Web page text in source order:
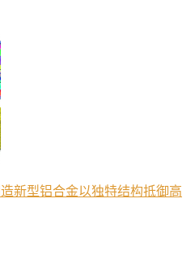
新型铝合金以独特结构抵御高